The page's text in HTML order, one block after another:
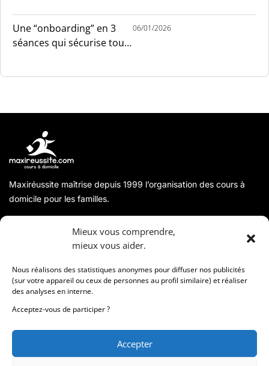
Mieux vous comprendre,
mieux vous aider.
Nous réalisons des statistiques anonymes pour diffuser nos publicités
(sur votre appareil ou ceux de personnes au profil similaire) et réaliser
des analyses en interne.
Acceptez-vous de participer ?
Accepter
Une “onboarding” en 3
séances qui sécurise tout
06/01/2026
Maxiréussite maîtrise depuis 1999 l’organisation des cours à
domicile pour les familles.
Coordonnées